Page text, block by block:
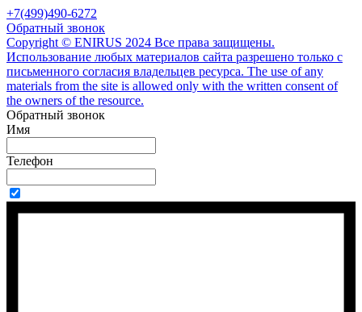
+7(499)490-6272
Обратный звонок
Copyright © ENIRUS 2024 Все права защищены.
Использование любых материалов сайта разрешено только с
письменного согласия владельцев ресурса. The use of any
materials from the site is allowed only with the written consent of
the owners of the resource.
Обратный звонок
Имя
Телефон